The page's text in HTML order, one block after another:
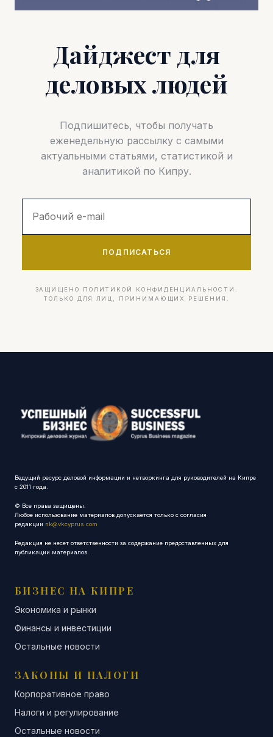
Дайджест для
деловых людей
Подпишитесь, чтобы получать
еженедельную рассылку с самыми
актуальными статьями, статистикой и
аналитикой по Кипру.
ПОДПИСАТЬСЯ
ЗАЩИЩЕНО ПОЛИТИКОЙ КОНФИДЕНЦИАЛЬНОСТИ.
ТОЛЬКО ДЛЯ ЛИЦ, ПРИНИМАЮЩИХ РЕШЕНИЯ.
Ведущий ресурс деловой информации и нетворкинга для руководителей на Кипре
с 2011 года.
© Все права защищены.
Любое использование материалов допускается только с согласия
редакции nk@vkcyprus.com
Редакция не несет ответственности за содержание предоставленных для
публикации материалов.
БИЗНЕС НА КИПРЕ
Экономика и рынки
Финансы и инвестиции
Остальные новости
ЗАКОНЫ И НАЛОГИ
Корпоративное право
Налоги и регулирование
Остальные новости